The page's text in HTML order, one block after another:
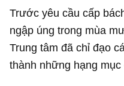
Trước yêu cầu cấp
ngập úng trong mùa
Trung tâm đã chỉ đạo
thành những hạng